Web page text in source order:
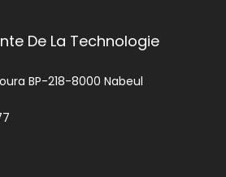
De La Technologie
BP-218-8000 Nabeul